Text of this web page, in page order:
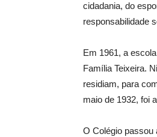
cidadania, do
responsabilidade
Em 1961, a
Família Teixeira.
residiam, para
maio de 1932, foi
O Colégio passou